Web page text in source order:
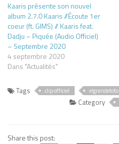
Kaaris présente son nouvel
album 2.7.0 Kaaris //Écoute 1er
coeur (ft. GIMS) // Kaaris feat.
Dadju – Piquée (Audio Officiel)
– Septembre 2020
4 septembre 2020
Dans "Actualités"
Tags clip officiel elgrandetoto
Category
Share this post: